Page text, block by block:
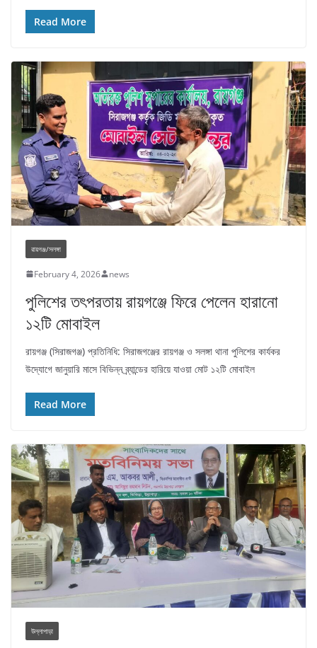
Read More
রায়গঞ্জ/সলঙ্গা
February 4, 2026 news
পুলিশের তৎপরতায় রায়গঞ্জে ফিরে পেলেন হারানো
১২টি মোবাইল
রায়গঞ্জ (সিরাজগঞ্জ) প্রতিনিধি: সিরাজগঞ্জের রায়গঞ্জ ও সলঙ্গা থানা পুলিশের কার্যকর
উদ্যোগে জানুয়ারি মাসে বিভিন্ন ব্র্যান্ডের হারিয়ে যাওয়া মোট ১২টি মোবাইল
Read More
উল্লাপাড়া